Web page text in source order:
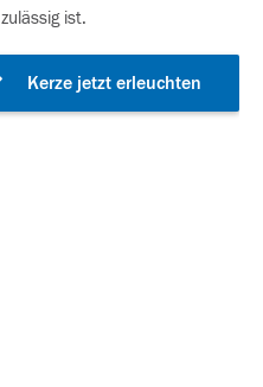
ist.
Kerze jetzt erleuchten